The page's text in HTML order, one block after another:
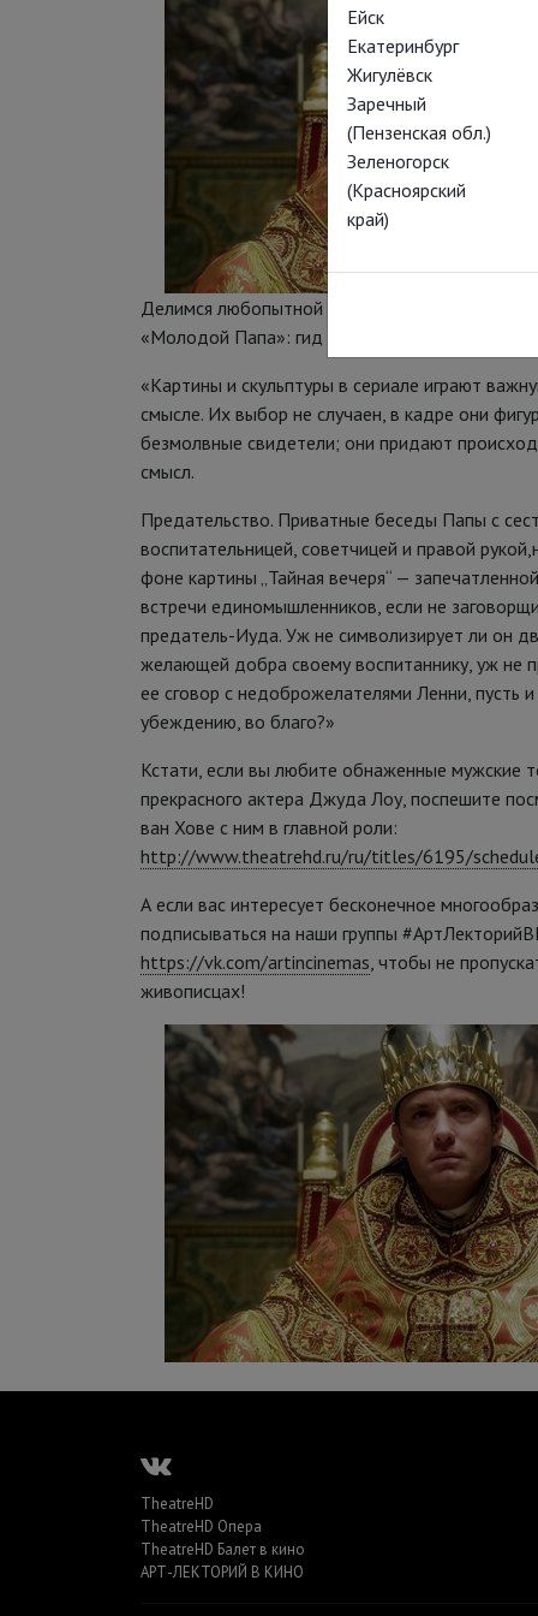
Делимся любопытной статьей сайта Артхив (
«Молодой Папа»: гид по живописи, показанной
«Картины и скульптуры в сериале играют
смысле. Их выбор не случаен, в кадре они
безмолвные свидетели; они придают
смысл.
Предательство. Приватные беседы Папы с
воспитательницей, советчицей и правой
фоне картины „Тайная вечеря“ —
встречи единомышленников, если не
предатель-Иуда. Уж не символизирует ли он
желающей добра своему воспитаннику, уж не
ее сговор с недоброжелателями Ленни, пусть
убеждению, во благо?»
Кстати, если вы любите обнаженные мужские
прекрасного актера Джуда Лоу, поспешите
ван Хове с ним в главной роли:
http://www.theatrehd.ru/ru/titles/6195/
А если вас интересует бесконечное
подписываться на наши группы
https://vk.com/artincinemas, чтобы не
живописцах!
TheatreHD
TheatreHD Опера
TheatreHD Балет в кино
АРТ-ЛЕКТОРИЙ В КИНО
Ейск
Екатеринбург
Жигулёвск
Заречный
(Пензенская обл.)
Зеленогорск
(Красноярский
край)